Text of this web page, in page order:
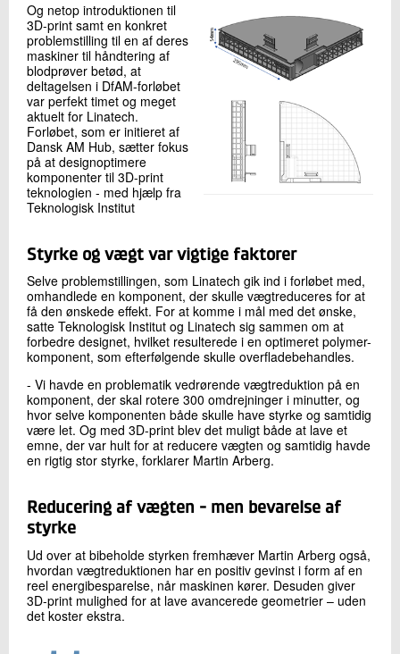
Og netop introduktionen til
3D-print samt en konkret
problemstilling til en af deres
maskiner til håndtering af
blodprøver betød, at
deltagelsen i DfAM-forløbet
var perfekt timet og meget
aktuelt for Linatech.
Forløbet, som er initieret af
Dansk AM Hub, sætter fokus
på at designoptimere
komponenter til 3D-print
teknologien - med hjælp fra
Teknologisk Institut
Styrke og vægt var vigtige faktorer
Selve problemstillingen, som Linatech gik ind i forløbet med,
omhandlede en komponent, der skulle vægtreduceres for at
få den ønskede effekt. For at komme i mål med det ønske,
satte Teknologisk Institut og Linatech sig sammen om at
forbedre designet, hvilket resulterede i en optimeret polymer-
komponent, som efterfølgende skulle overfladebehandles.
- Vi havde en problematik vedrørende vægtreduktion på en
komponent, der skal rotere 300 omdrejninger i minutter, og
hvor selve komponenten både skulle have styrke og samtidig
være let. Og med 3D-print blev det muligt både at lave et
emne, der var hult for at reducere vægten og samtidig havde
en rigtig stor styrke, forklarer Martin Arberg.
Reducering af vægten - men bevarelse af
styrke
Ud over at bibeholde styrken fremhæver Martin Arberg også,
hvordan vægtreduktionen har en positiv gevinst i form af en
reel energibesparelse, når maskinen kører. Desuden giver
3D-print mulighed for at lave avancerede geometrier – uden
det koster ekstra.